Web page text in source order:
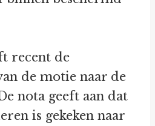
recent de
de motie naar de
nota geeft aan dat
is gekeken naar